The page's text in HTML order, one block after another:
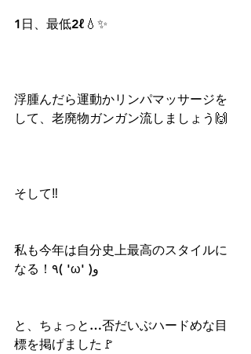
1日、最低2ℓ💧✨
浮腫んだら運動かリンパマッサージを
して、老廃物ガンガン流しましょう🙌
そして‼️
私も今年は自分史上最高のスタイルに
なる！٩( 'ω' )و
と、ちょっと…否だいぶハードめな目
標を掲げました🚩